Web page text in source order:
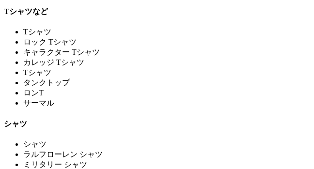
Tシャツなど
Tシャツ
ロック Tシャツ
キャラクター Tシャツ
カレッジ Tシャツ
Tシャツ
タンクトップ
ロンT
サーマル
シャツ
シャツ
ラルフローレン シャツ
ミリタリー シャツ